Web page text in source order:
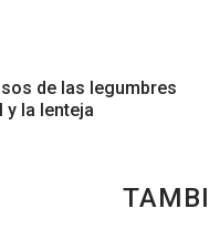
de las legumbres
la lenteja